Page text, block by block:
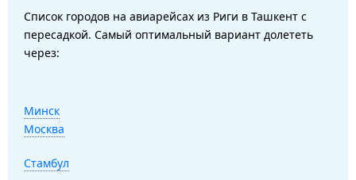
Список городов на авиарейсах из Риги в Ташкент с
пересадкой. Самый оптимальный вариант долететь
через:
Минск
Москва
Стамбул